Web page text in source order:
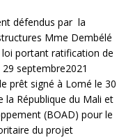
défendus par la
Mme Dembélé
loi portant ratification de
septembre2021
prêt signé à Lomé le 30
la République du Mali et
(BOAD) pour le
du projet